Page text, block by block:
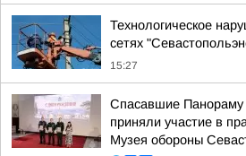
Технологическое
сетях
15:27
Спасавшие
приняли участие в
Музея обороны